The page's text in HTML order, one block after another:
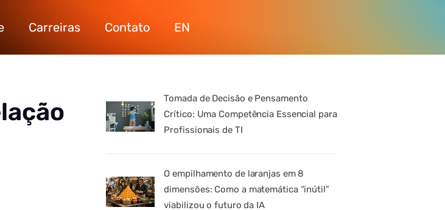
Carreiras Contato EN
Tomada de Decisão e Pensamento
Crítico: Uma Competência Essencial para
Profissionais de TI
O empilhamento de laranjas em 8
dimensões: Como a matemática “inútil”
viabilizou o futuro da IA